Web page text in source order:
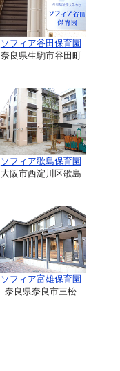
ソフィア谷田保育園
奈良県生駒市谷田町
ソフィア歌島保育園
大阪市西淀川区歌島
ソフィア富雄保育園
奈良県奈良市三松